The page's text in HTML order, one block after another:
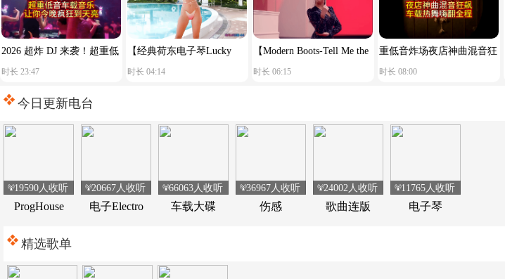
2026 超炸 DJ 来袭！超重低
音车载音乐，让你今晚疯狂
到天亮！
时长 23:47
【经典荷东电子琴Lucky
star】舒服节奏
时长 04:14
【Modern Boots-Tell Me the
Reason You Said Goodbye】
时长 06:15
重低音炸场夜店神曲混音狂
飙车载热舞嗨翻全程
时长 08:00
今日更新电台
ProgHouse
19590人收听
电子Electro
20667人收听
车载大碟
66063人收听
伤感
36967人收听
歌曲连版
24002人收听
电子琴
11765人收听
精选歌单